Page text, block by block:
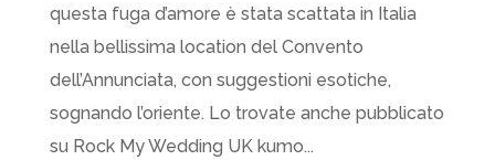
questa fuga d’amore è stata scattata in Italia
nella bellissima location del Convento
dell’Annunciata, con suggestioni esotiche,
sognando l’oriente. Lo trovate anche pubblicato
su Rock My Wedding UK kumo...